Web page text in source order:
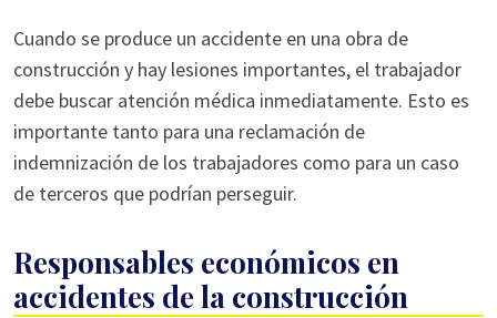
Cuando se produce un accidente en una obra de
construcción y hay lesiones importantes, el trabajador
debe buscar atención médica inmediatamente. Esto es
importante tanto para una reclamación de
indemnización de los trabajadores como para un caso
de terceros que podrían perseguir.
Responsables económicos en
accidentes de la construcción